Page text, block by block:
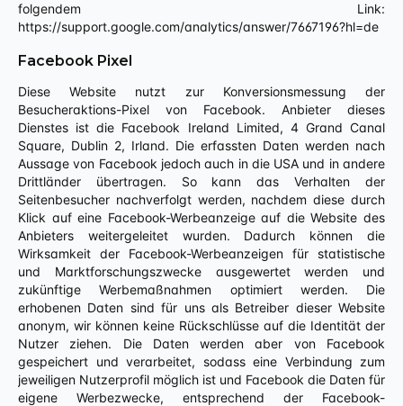
folgendem Link:
https://support.google.com/analytics/answer/7667196?hl=de
Facebook Pixel
Diese Website nutzt zur Konversionsmessung der
Besucheraktions-Pixel von Facebook. Anbieter dieses
Dienstes ist die Facebook Ireland Limited, 4 Grand Canal
Square, Dublin 2, Irland. Die erfassten Daten werden nach
Aussage von Facebook jedoch auch in die USA und in andere
Drittländer übertragen. So kann das Verhalten der
Seitenbesucher nachverfolgt werden, nachdem diese durch
Klick auf eine Facebook-Werbeanzeige auf die Website des
Anbieters weitergeleitet wurden. Dadurch können die
Wirksamkeit der Facebook-Werbeanzeigen für statistische
und Marktforschungszwecke ausgewertet werden und
zukünftige Werbemaßnahmen optimiert werden. Die
erhobenen Daten sind für uns als Betreiber dieser Website
anonym, wir können keine Rückschlüsse auf die Identität der
Nutzer ziehen. Die Daten werden aber von Facebook
gespeichert und verarbeitet, sodass eine Verbindung zum
jeweiligen Nutzerprofil möglich ist und Facebook die Daten für
eigene Werbezwecke, entsprechend der Facebook-